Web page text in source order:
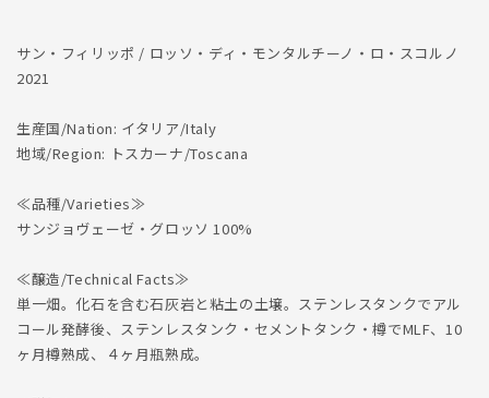
を
減
す
を
す
サン・フィリッポ / ロッソ・ディ・モンタルチーノ・ロ・スコルノ
2021
生産国/Nation: イタリア/Italy
地域/Region: トスカーナ/Toscana
≪品種/Varieties≫
サンジョヴェーゼ・グロッソ 100%
≪醸造/Technical Facts≫
単一畑。化石を含む石灰岩と粘土の土壌。ステンレスタンクでアル
コール発酵後、ステンレスタンク・セメントタンク・樽でMLF、10
ヶ月樽熟成、４ヶ月瓶熟成。